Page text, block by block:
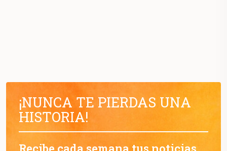
¡NUNCA TE PIERDAS UNA
HISTORIA!